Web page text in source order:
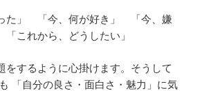
った」 「今、何が好き」 「今、嫌
これから、どうしたい」
をするように心掛けます。そうして
「自分の良さ・面白さ・魅力」に気